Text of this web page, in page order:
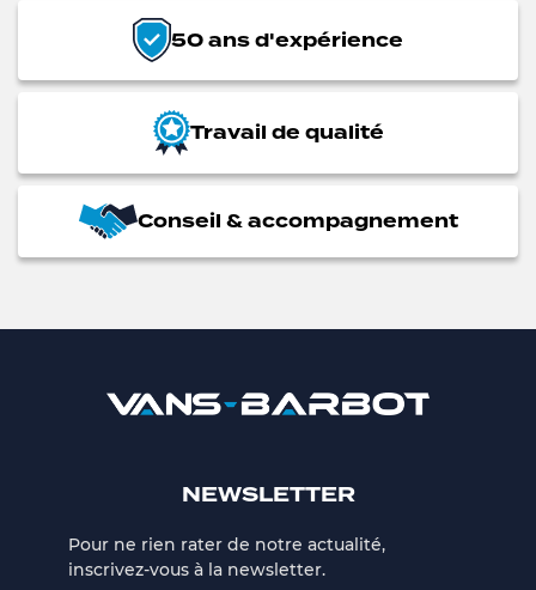
50 ans d'expérience
Travail de qualité
Conseil & accompagnement
NEWSLETTER
Pour ne rien rater de notre actualité,
inscrivez-vous à la newsletter.